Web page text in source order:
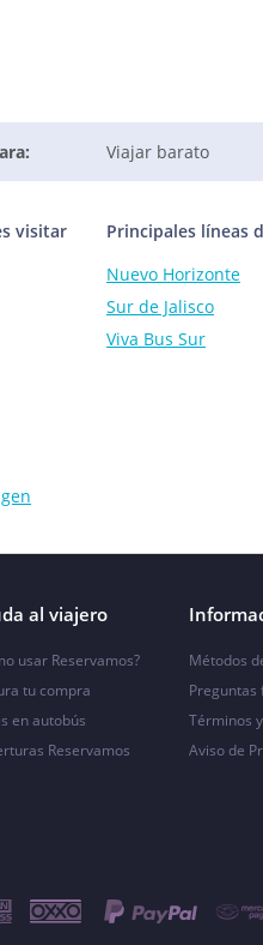
Viajar barato
visitar
Principales líneas
Nuevo Horizonte
Sur de Jalisco
Viva Bus Sur
al viajero
usar Reservamos?
tu compra
en autobús
Reservamos
Métodos
Preguntas
Términos
Aviso de